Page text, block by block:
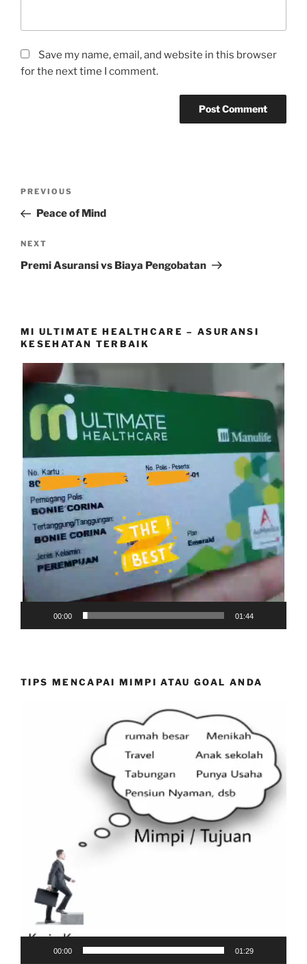
Save my name, email, and website in this browser
for the next time I comment.
Previous
Post
PREVIOUS
Peace of Mind
Next
Post
NEXT
Premi Asuransi vs Biaya Pengobatan
MI ULTIMATE HEALTHCARE – ASURANSI
KESEHATAN TERBAIK
Video
Player
00:00 01:44
TIPS MENCAPAI MIMPI ATAU GOAL ANDA
00:00 01:29